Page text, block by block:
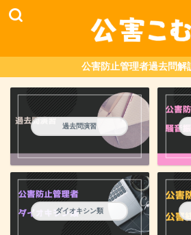
公害防止管理者過去問解
過去問演習
ダイオキシン類